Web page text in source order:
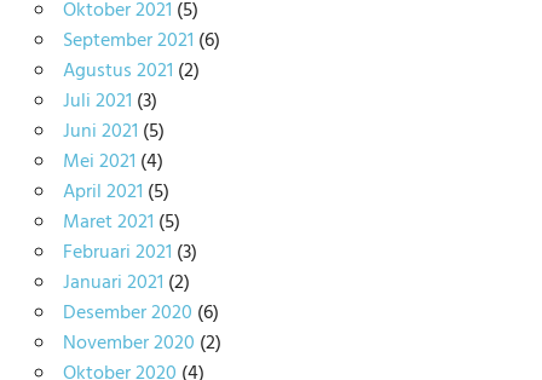
Oktober 2021 (5)
September 2021 (6)
Agustus 2021 (2)
Juli 2021 (3)
Juni 2021 (5)
Mei 2021 (4)
April 2021 (5)
Maret 2021 (5)
Februari 2021 (3)
Januari 2021 (2)
Desember 2020 (6)
November 2020 (2)